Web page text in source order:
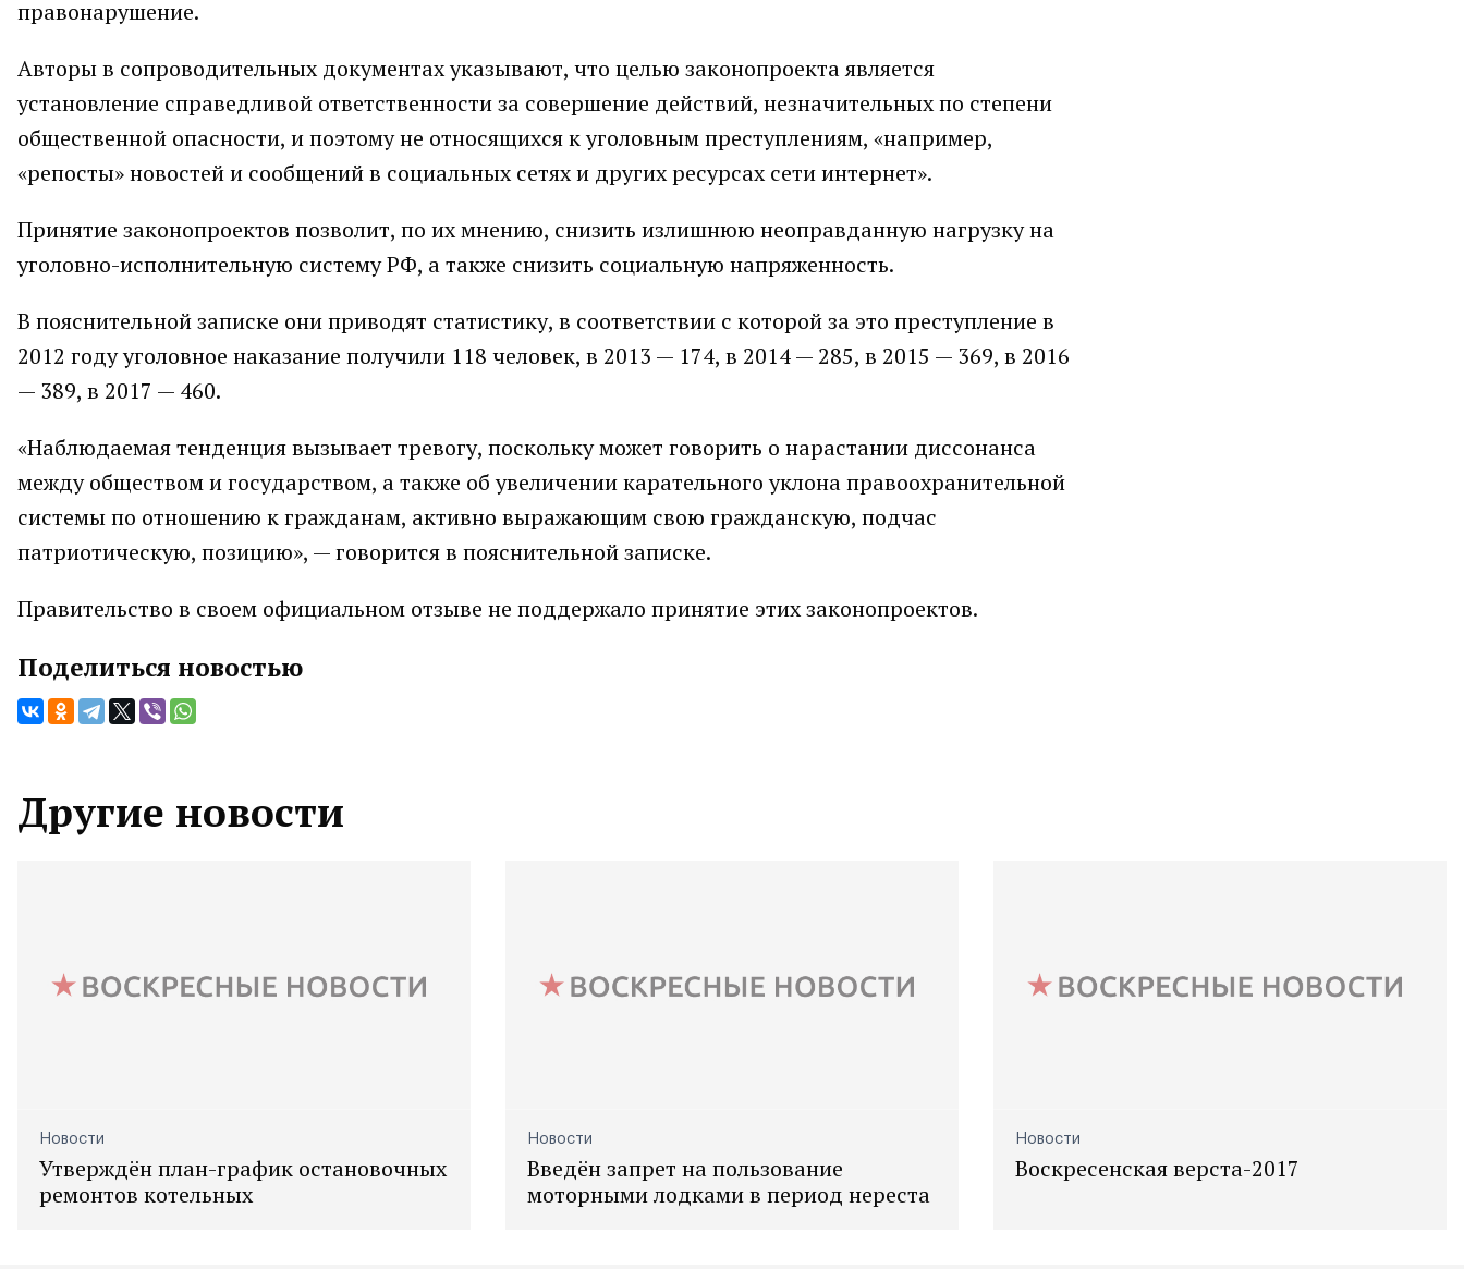
правонарушение.
Авторы в сопроводительных документах указывают, что целью законопроекта является
установление справедливой ответственности за совершение действий, незначительных по степени
общественной опасности, и поэтому не относящихся к уголовным преступлениям, «например,
«репосты» новостей и сообщений в социальных сетях и других ресурсах сети интернет».
Принятие законопроектов позволит, по их мнению, снизить излишнюю неоправданную нагрузку на
уголовно-исполнительную систему РФ, а также снизить социальную напряженность.
В пояснительной записке они приводят статистику, в соответствии с которой за это преступление в
2012 году уголовное наказание получили 118 человек, в 2013 — 174, в 2014 — 285, в 2015 — 369, в 2016
— 389, в 2017 — 460.
«Наблюдаемая тенденция вызывает тревогу, поскольку может говорить о нарастании диссонанса
между обществом и государством, а также об увеличении карательного уклона правоохранительной
системы по отношению к гражданам, активно выражающим свою гражданскую, подчас
патриотическую, позицию», — говорится в пояснительной записке.
Правительство в своем официальном отзыве не поддержало принятие этих законопроектов.
Поделиться новостью
Другие новости
Новости
Утверждён план-график остановочных
ремонтов котельных
Новости
Введён запрет на пользование
моторными лодками в период нереста
Новости
Воскресенская верста-2017